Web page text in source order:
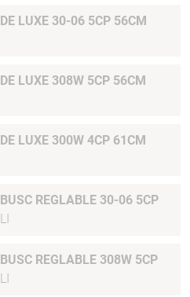
308W 5CP 56CM
4CP 61CM
REGLABLE 30-06 5CP
REGLABLE 308W 5CP